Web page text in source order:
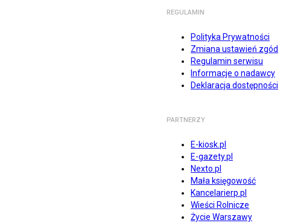
REGULAMIN
Polityka Prywatności
Zmiana ustawień zgód
Regulamin serwisu
Informacje o nadawcy
Deklaracja dostępności
PARTNERZY
E-kiosk.pl
E-gazety.pl
Nexto.pl
Mała księgowość
Kancelarierp.pl
Wieści Rolnicze
Życie Warszawy